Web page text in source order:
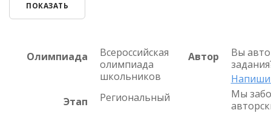
ПОКАЗАТЬ
Олимпиада
Всероссийская
олимпиада
школьников
Этап
Региональный
Автор
Вы
Мы